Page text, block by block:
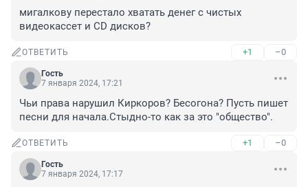
мигалкову перестало хватать денег с чистых
видеокассет и CD дисков?
ОТВЕТИТЬ +1 –0
Гость
7 января 2024, 17:21
Чьи права нарушил Киркоров? Бесогона? Пусть пишет
песни для начала.Стыдно-то как за это "общество".
ОТВЕТИТЬ +1 –0
Гость
7 января 2024, 17:17